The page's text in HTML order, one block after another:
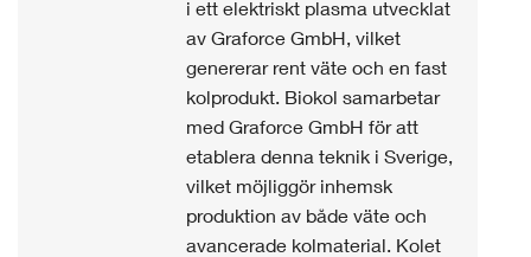
i ett elektriskt plasma utvecklat
av Graforce GmbH, vilket
genererar rent väte och en fast
kolprodukt. Biokol samarbetar
med Graforce GmbH för att
etablera denna teknik i Sverige,
vilket möjliggör inhemsk
produktion av både väte och
avancerade kolmaterial. Kolet